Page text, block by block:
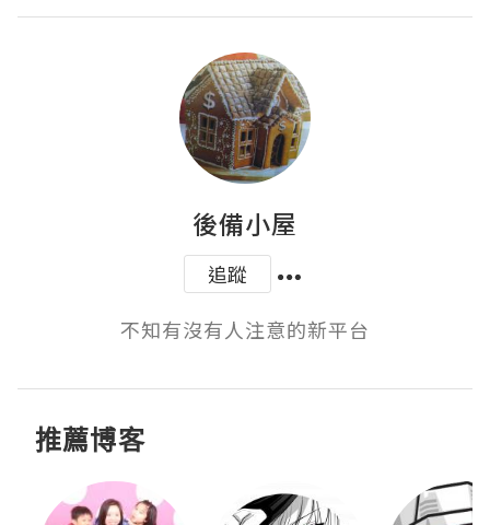
後備小屋
追蹤
不知有沒有人注意的新平台
推薦博客